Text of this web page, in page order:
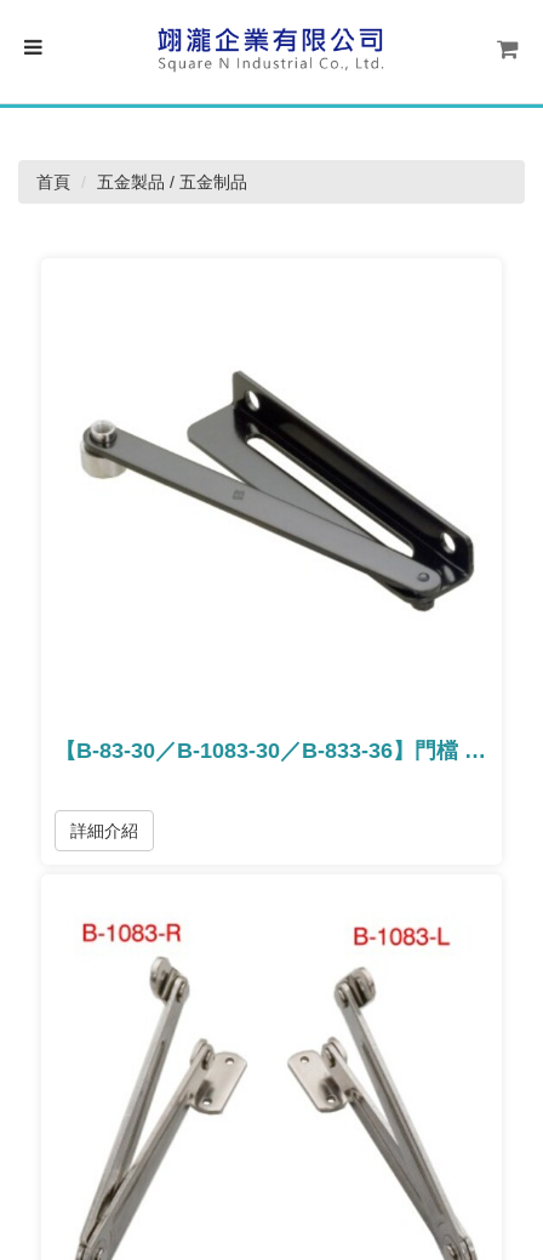
首頁 五金製品 / 五金制品
【B-83-30／B-1083-30／B-833-36】門檔 / 门档
詳細介紹